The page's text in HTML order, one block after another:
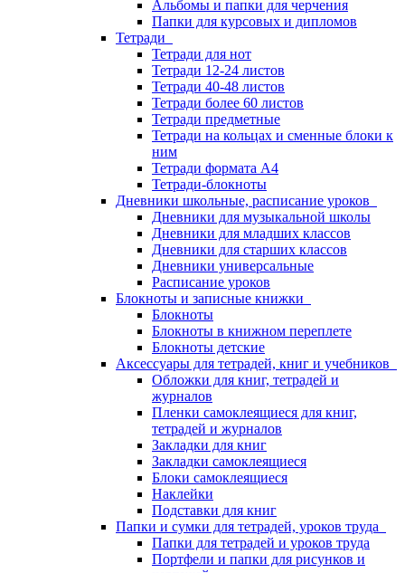
Альбомы и папки для черчения
Папки для курсовых и дипломов
Тетради
Тетради для нот
Тетради 12-24 листов
Тетради 40-48 листов
Тетради более 60 листов
Тетради предметные
Тетради на кольцах и сменные блоки к
ним
Тетради формата А4
Тетради-блокноты
Дневники школьные, расписание уроков
Дневники для музыкальной школы
Дневники для младших классов
Дневники для старших классов
Дневники универсальные
Расписание уроков
Блокноты и записные книжки
Блокноты
Блокноты в книжном переплете
Блокноты детские
Аксессуары для тетрадей, книг и учебников
Обложки для книг, тетрадей и
журналов
Пленки самоклеящиеся для книг,
тетрадей и журналов
Закладки для книг
Закладки самоклеящиеся
Блоки самоклеящиеся
Наклейки
Подставки для книг
Папки и сумки для тетрадей, уроков труда
Папки для тетрадей и уроков труда
Портфели и папки для рисунков и